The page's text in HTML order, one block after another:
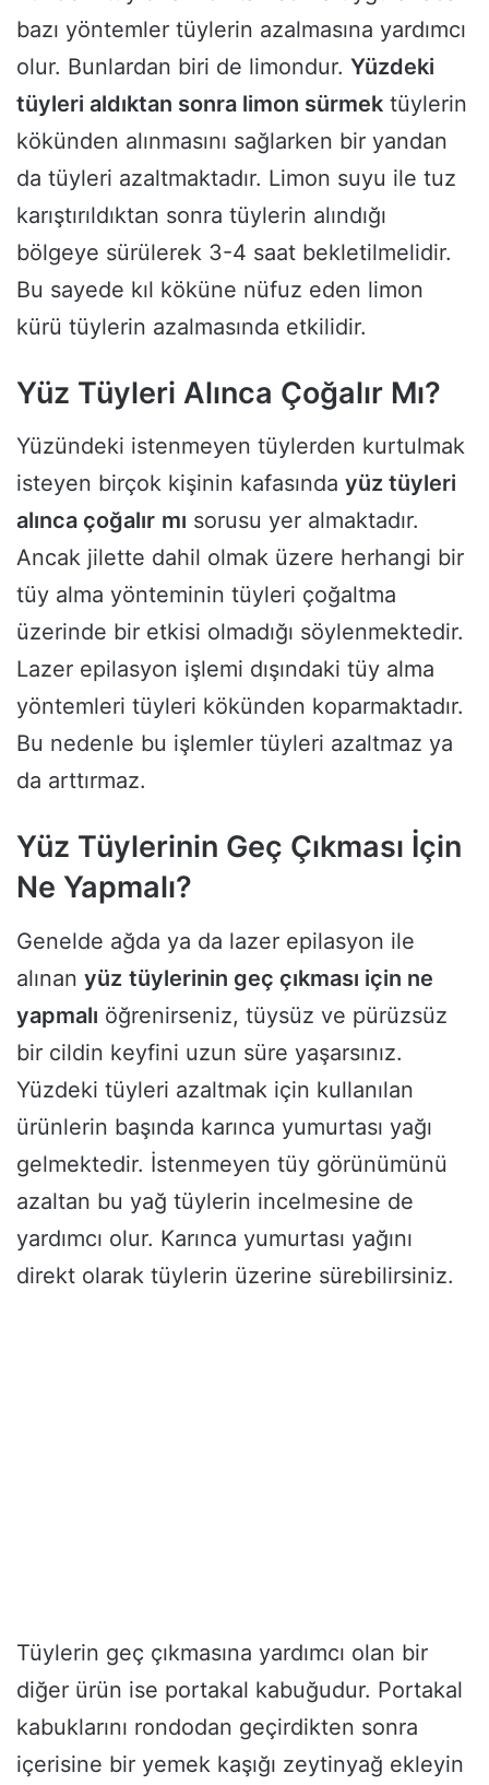
bazı yöntemler tüylerin azalmasına yardımcı
olur. Bunlardan biri de limondur. Yüzdeki
tüyleri aldıktan sonra limon sürmek tüylerin
kökünden alınmasını sağlarken bir yandan
da tüyleri azaltmaktadır. Limon suyu ile tuz
karıştırıldıktan sonra tüylerin alındığı
bölgeye sürülerek 3-4 saat bekletilmelidir.
Bu sayede kıl köküne nüfuz eden limon
kürü tüylerin azalmasında etkilidir.
Yüz Tüyleri Alınca Çoğalır Mı?
Yüzündeki istenmeyen tüylerden kurtulmak
isteyen birçok kişinin kafasında yüz tüyleri
alınca çoğalır mı sorusu yer almaktadır.
Ancak jilette dahil olmak üzere herhangi bir
tüy alma yönteminin tüyleri çoğaltma
üzerinde bir etkisi olmadığı söylenmektedir.
Lazer epilasyon işlemi dışındaki tüy alma
yöntemleri tüyleri kökünden koparmaktadır.
Bu nedenle bu işlemler tüyleri azaltmaz ya
da arttırmaz.
Yüz Tüylerinin Geç Çıkması İçin
Ne Yapmalı?
Genelde ağda ya da lazer epilasyon ile
alınan yüz tüylerinin geç çıkması için ne
yapmalı öğrenirseniz, tüysüz ve pürüzsüz
bir cildin keyfini uzun süre yaşarsınız.
Yüzdeki tüyleri azaltmak için kullanılan
ürünlerin başında karınca yumurtası yağı
gelmektedir. İstenmeyen tüy görünümünü
azaltan bu yağ tüylerin incelmesine de
yardımcı olur. Karınca yumurtası yağını
direkt olarak tüylerin üzerine sürebilirsiniz.
Tüylerin geç çıkmasına yardımcı olan bir
diğer ürün ise portakal kabuğudur. Portakal
kabuklarını rondodan geçirdikten sonra
içerisine bir yemek kaşığı zeytinyağ ekleyin